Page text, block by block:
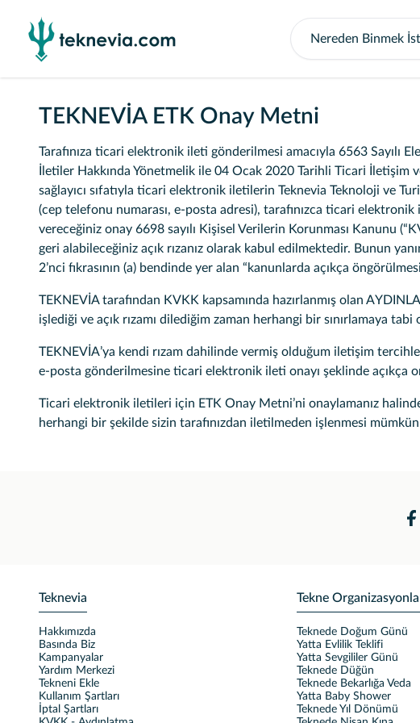
TEKNEVİA ETK Onay Metni
Tarafınıza ticari elektronik ileti gönderilmesi amacıyla 6563
İletiler Hakkında Yönetmelik ile 04 Ocak 2020 Tarihli Ticari̇ İletişim
sağlayıcı sıfatıyla ticari elektronik iletilerin Teknevia Teknoloji ve
(cep telefonu numarası, e-posta adresi), tarafınızca ticari
vereceğiniz onay 6698 sayılı Kişisel Verilerin Korunması Kanunu
geri alabileceğiniz açık rızanız olarak kabul edilmektedir. Bunun
2’nci fıkrasının (a) bendinde yer alan “kanunlarda açıkça
TEKNEVİA tarafından KVKK kapsamında hazırlanmış olan
işlediği ve açık rızamı dilediğim zaman herhangi bir sınırlamaya
TEKNEVİA’ya kendi rızam dahilinde vermiş olduğum iletişim
e-posta gönderilmesine ticari elektronik ileti onayı şeklinde açıkça
Ticari elektronik iletileri için ETK Onay Metni’ni onaylamanız
herhangi bir şekilde sizin tarafınızdan iletilmeden işlenmesi
Teknevia
Hakkımızda
Basında Biz
Kampanyalar
Yardım Merkezi
Tekneni Ekle
Kullanım Şartları
İptal Şartları
Tekne
Teknede Doğum Günü
Yatta Evlilik Teklifi
Yatta Sevgililer Günü
Teknede Düğün
Teknede Bekarlığa Veda
Yatta Baby Shower
Teknede Yıl Dönümü